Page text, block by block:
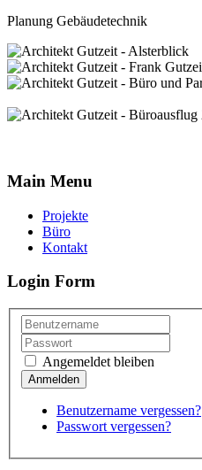
Planung Gebäudetechnik
Main Menu
Projekte
Büro
Kontakt
Login Form
Angemeldet bleiben
Benutzername vergessen?
Passwort vergessen?